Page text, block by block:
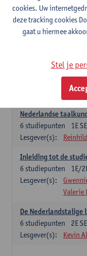
Nederlands:
Nederlandse
spreken en schrijven
1E/
studiepunten
Sarah
Nederlandse
1E
6 studiepunten
Lesgever(s):
Inleiding tot de
1E/
6 studiepunten
Lesgever(s):
Valerie
De
2E
6 studiepunten
Lesgever(s):
Kevin
cookies. Uw
deze tracking cookies
gaat u hiermee
Stel je